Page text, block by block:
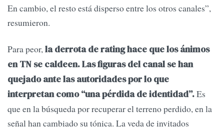
En cambio, el resto está disperso entre los otros canales”,
resumieron.
Para peor,la derrota de rating hace que los ánimos
en TN se caldeen. Las figuras del canal se han
quejado ante las autoridades por lo que
interpretan como “una pérdida de identidad”.Es
que en la búsqueda por recuperar el terreno perdido, en la
señal han cambiado su tónica. La veda de invitados